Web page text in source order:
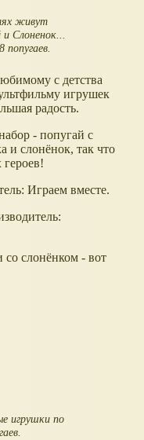
живут
Слоненок...
с детства
игрушек
радость.
- попугай с
и слонёнок, так что
героев!
Играем вместе.
со слонёнком - вот
игрушки по